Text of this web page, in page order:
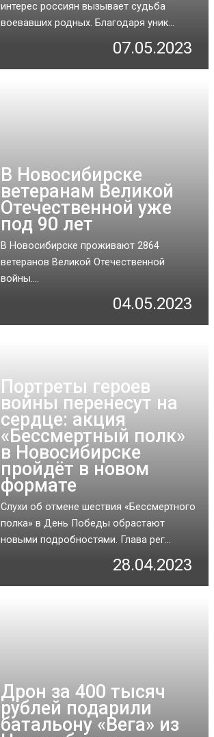
интерес россиян вызывает судьба
воевавших родных. Благодаря уник...
07.05.2023
В Новосибирске
ветеранам Великой
Отечественной уже
под 90 лет
В Новосибирске проживают 2864
ветеранов Великой Отечественной
войны....
04.05.2023
Портреты героев
войны перенесут на
сердце: акция
«Бессмертный полк»
в Новосибирске
пройдёт в новом
формате
Слухи об отмене шествия «Бессмертного
полка» в День Победы обрастают
новыми подробностями. Глава рег...
28.04.2023
Дрон за 400 тысяч
рублей подарили
батальону «Вега» из